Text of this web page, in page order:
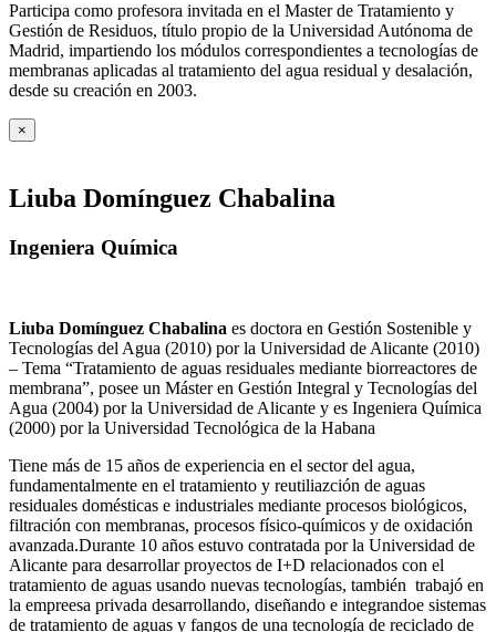
Participa como profesora invitada en el Master de Tratamiento y
Gestión de Residuos, título propio de la Universidad Autónoma de
Madrid, impartiendo los módulos correspondientes a tecnologías de
membranas aplicadas al tratamiento del agua residual y desalación,
desde su creación en 2003.
×
Liuba Domínguez Chabalina
Ingeniera Química
Liuba Domínguez Chabalina es doctora en Gestión Sostenible y
Tecnologías del Agua (2010) por la Universidad de Alicante (2010)
– Tema “Tratamiento de aguas residuales mediante biorreactores de
membrana”, posee un Máster en Gestión Integral y Tecnologías del
Agua (2004) por la Universidad de Alicante y es Ingeniera Química
(2000) por la Universidad Tecnológica de la Habana
Tiene más de 15 años de experiencia en el sector del agua,
fundamentalmente en el tratamiento y reutiliazción de aguas
residuales domésticas e industriales mediante procesos biológicos,
filtración con membranas, procesos físico-químicos y de oxidación
avanzada.Durante 10 años estuvo contratada por la Universidad de
Alicante para desarrollar proyectos de I+D relacionados con el
tratamiento de aguas usando nuevas tecnologías, también trabajó en
la empreesa privada desarrollando, diseñando e integrandoe sistemas
de tratamiento de aguas y fangos de una tecnología de reciclado de